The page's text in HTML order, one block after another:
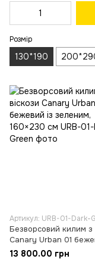
Розмір
130*190
Артикул: URB-01-Dark-
Безворсовий килим з
Canary Urban 01
зеленим, 160×230 см
13 800.00 грн